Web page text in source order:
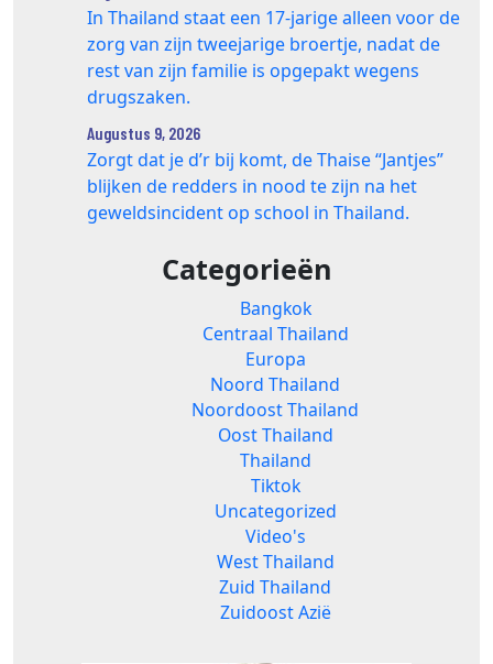
In Thailand staat een 17‑jarige alleen voor de
zorg van zijn tweejarige broertje, nadat de
rest van zijn familie is opgepakt wegens
drugszaken.
Augustus 9, 2026
Zorgt dat je d’r bij komt, de Thaise “Jantjes”
blijken de redders in nood te zijn na het
geweldsincident op school in Thailand.
Categorieën
Bangkok
Centraal Thailand
Europa
Noord Thailand
Noordoost Thailand
Oost Thailand
Thailand
Tiktok
Uncategorized
Video's
West Thailand
Zuid Thailand
Zuidoost Azië